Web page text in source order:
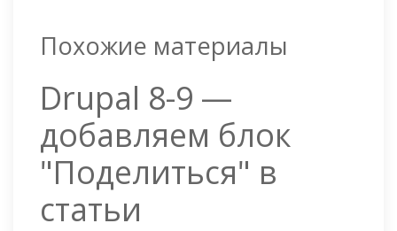
Похожие материалы
Drupal 8-9 —
добавляем блок
"Поделиться" в
статьи